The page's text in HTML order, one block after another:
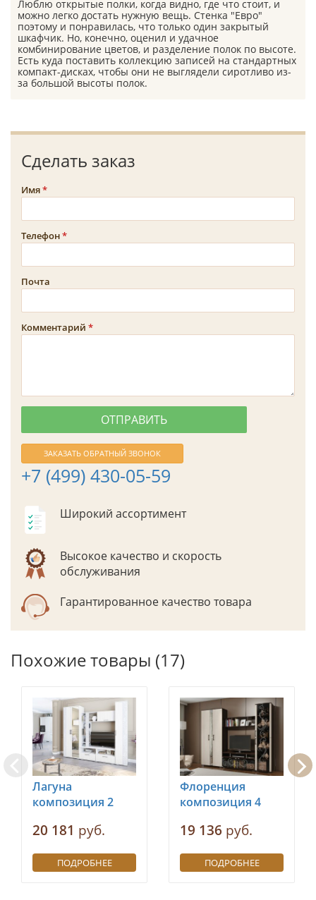
Люблю открытые полки, когда видно, где что стоит, и
можно легко достать нужную вещь. Стенка "Евро"
поэтому и понравилась, что только один закрытый
шкафчик. Но, конечно, оценил и удачное
комбинирование цветов, и разделение полок по высоте.
Есть куда поставить коллекцию записей на стандартных
компакт-дисках, чтобы они не выглядели сиротливо из-
за большой высоты полок.
Сделать заказ
Имя
Телефон
Почта
Комментарий
ЗАКАЗАТЬ ОБРАТНЫЙ ЗВОНОК
+7 (499) 430-05-59
Широкий ассортимент
Высокое качество и скорость
обслуживания
Гарантированное качество товара
Похожие товары (17)
Лагуна
композиция 2
20 181 руб.
ПОДРОБНЕЕ
Флоренция
композиция 4
19 136 руб.
ПОДРОБНЕЕ